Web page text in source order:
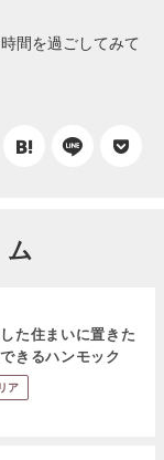
間を過ごしてみて
た住まいに置きた
きるハンモック
ア